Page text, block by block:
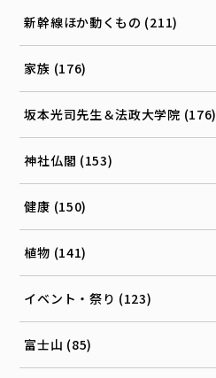
新幹線ほか動くもの (211)
家族 (176)
坂本光司先生＆法政大学院 (176)
神社仏閣 (153)
健康 (150)
植物 (141)
イベント・祭り (123)
富士山 (85)